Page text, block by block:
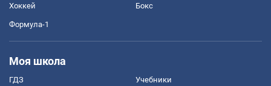
Хоккей Бокс
Формула-1
Моя школа
ГДЗ Учебники